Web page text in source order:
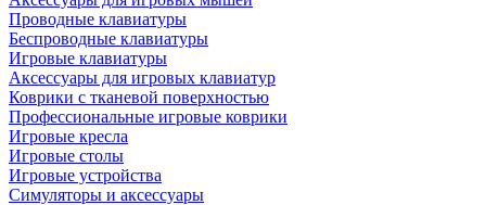
Проводные клавиатуры
Беспроводные клавиатуры
Игровые клавиатуры
Аксессуары для игровых клавиатур
Коврики с тканевой поверхностью
Профессиональные игровые коврики
Игровые кресла
Игровые столы
Игровые устройства
Симуляторы и аксессуары